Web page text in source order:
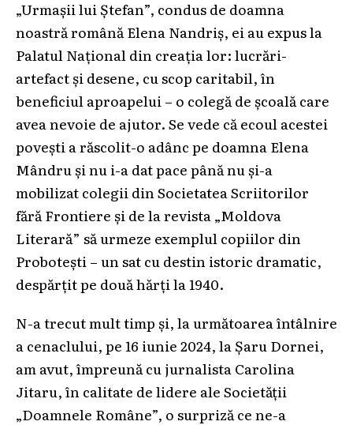
„Urmașii lui Ștefan”, condus de doamna
noastră română Elena Nandriș, ei au expus la
Palatul Național din creația lor: lucrări-
artefact și desene, cu scop caritabil, în
beneficiul aproapelui – o colegă de școală care
avea nevoie de ajutor. Se vede că ecoul acestei
povești a răscolit-o adânc pe doamna Elena
Mândru și nu i-a dat pace până nu și-a
mobilizat colegii din Societatea Scriitorilor
fără Frontiere și de la revista „Moldova
Literară” să urmeze exemplul copiilor din
Probotești – un sat cu destin istoric dramatic,
despărțit pe două hărți la 1940.
N-a trecut mult timp și, la următoarea întâlnire
a cenaclului, pe 16 iunie 2024, la Șaru Dornei,
am avut, împreună cu jurnalista Carolina
Jitaru, în calitate de lidere ale Societății
„Doamnele Române”, o surpriză ce ne-a